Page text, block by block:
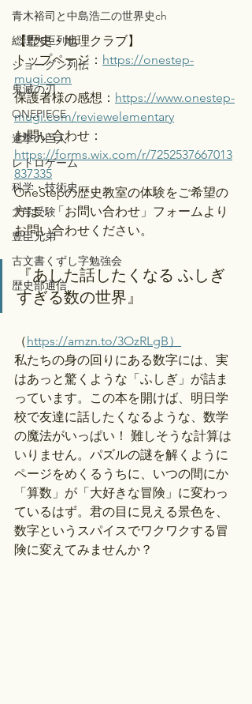
青木裕司と中島浩二の世界史ch
総理大臣列伝
ショーグン列伝
鬼滅の刃
ONEPIECE
進撃の巨人
レトロゲーム
科学・技術史
大学受験
豊臣兄弟
古文書くずし字勉強会
歴史部通信
【歴史・地理クラブ】
トップページ： https://onestep-
mugi.com
保護者様の感想： https://www.onestep-
mugi.com/reviewelementary
お問い合わせ：
https://forms.wix.com/r/7252537667013
837335
OneStepの歴史教室の体験をご希望の
方は、「お問い合わせ」フォームより
お問い合わせください。
『あした話したくなる ふしぎ
すぎる数の世界』
（https://amzn.to/3OzRLgB）
私たちの身の回りにある数字には、実
はあっと驚くような「ふしぎ」が詰ま
っています。この本を開けば、明日学
校で友達に話したくなるような、数学
の魔法がいっぱい！ 難しそうな計算は
いりません。パズルの謎を解くように
ページをめくるうちに、いつの間にか
「算数」が「大好きな冒険」に変わっ
ているはず。君の目に見える景色を、
数字というスパイスでワクワクする冒
険に変えてみませんか？